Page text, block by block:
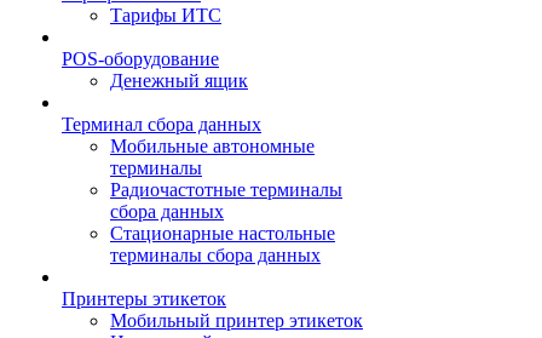
Тарифы ИТС
POS-оборудование
Денежный ящик
Терминал сбора данных
Мобильные автономные
терминалы
Радиочастотные терминалы
сбора данных
Стационарные настольные
терминалы сбора данных
Принтеры этикеток
Мобильный принтер этикеток